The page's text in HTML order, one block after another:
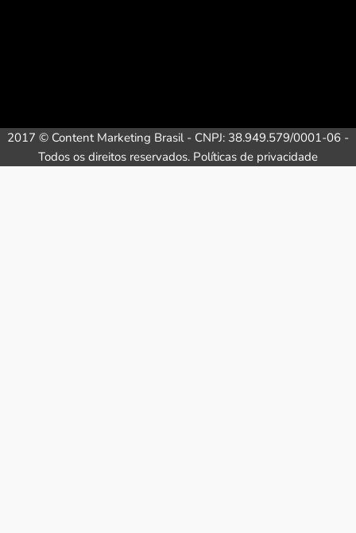
2017 © Content Marketing Brasil - CNPJ: 38.949.579/0001-06 -
Todos os direitos reservados. Políticas de privacidade